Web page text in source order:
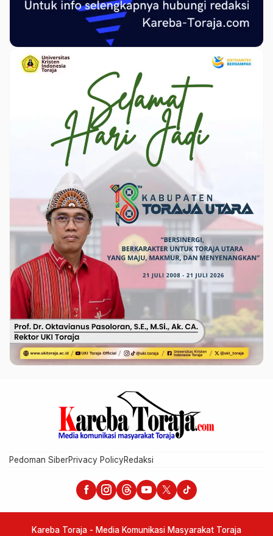
Pedoman SiberPrivacy PolicyRedaksi
Kareba Toraja - Media Komunikasi Masyarakat Toraja